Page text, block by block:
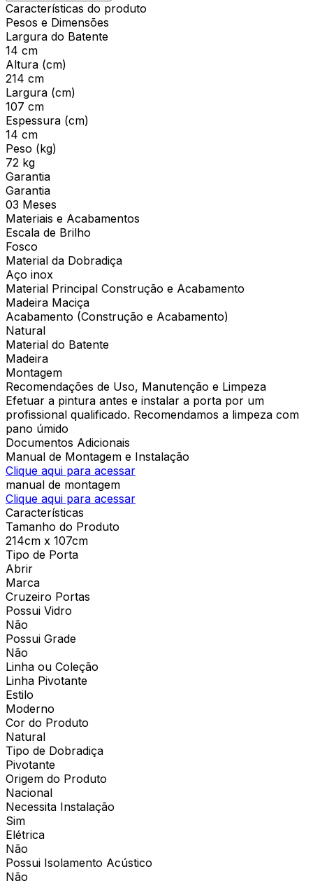
Características do produto
Pesos e Dimensões
Largura do Batente
14 cm
Altura (cm)
214 cm
Largura (cm)
107 cm
Espessura (cm)
14 cm
Peso (kg)
72 kg
Garantia
Garantia
03 Meses
Materiais e Acabamentos
Escala de Brilho
Fosco
Material da Dobradiça
Aço inox
Material Principal Construção e Acabamento
Madeira Maciça
Acabamento (Construção e Acabamento)
Natural
Material do Batente
Madeira
Montagem
Recomendações de Uso, Manutenção e Limpeza
Efetuar a pintura antes e instalar a porta por um
profissional qualificado. Recomendamos a limpeza com
pano úmido
Documentos Adicionais
Manual de Montagem e Instalação
Clique aqui para acessar
manual de montagem
Clique aqui para acessar
Características
Tamanho do Produto
214cm x 107cm
Tipo de Porta
Abrir
Marca
Cruzeiro Portas
Possui Vidro
Não
Possui Grade
Não
Linha ou Coleção
Linha Pivotante
Estilo
Moderno
Cor do Produto
Natural
Tipo de Dobradiça
Pivotante
Origem do Produto
Nacional
Necessita Instalação
Sim
Elétrica
Não
Possui Isolamento Acústico
Não